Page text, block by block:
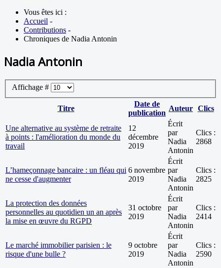
Vous êtes ici :
Accueil -
Contributions -
Chroniques de Nadia Antonin
Nadia Antonin
Affichage #
Titre
Date de
publication
Auteur Clics
Une alternative au système de retraite
à points : l'amélioration du monde du
travail
12
décembre
2019
Écrit
par
Nadia
Antonin
Clics :
2868
L’hameçonnage bancaire : un fléau qui
ne cesse d'augmenter
6 novembre
2019
Écrit
par
Nadia
Antonin
Clics :
2825
La protection des données
personnelles au quotidien un an après
la mise en œuvre du RGPD
31 octobre
2019
Écrit
par
Nadia
Antonin
Clics :
2414
Le marché immobilier parisien : le
risque d'une bulle ?
9 octobre
2019
Écrit
par
Nadia
Antonin
Clics :
2590